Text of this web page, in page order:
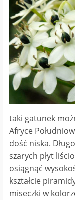
taki gatunek
Afryce
dość niska.
szarych płyt
osiągnąć
kształcie
miseczki w